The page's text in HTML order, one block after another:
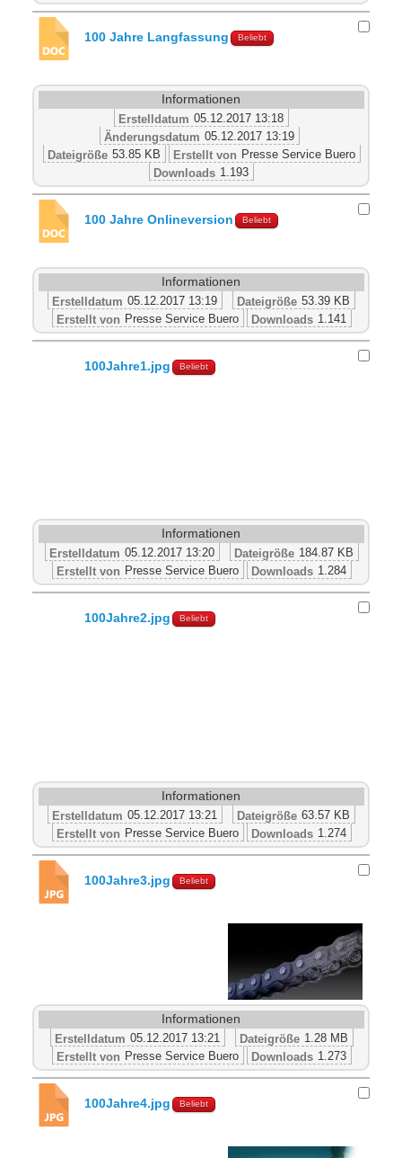
100 Jahre Langfassung Beliebt
Informationen
Erstelldatum 05.12.2017 13:18
Änderungsdatum 05.12.2017 13:19
Dateigröße 53.85 KB Erstellt von Presse Service Buero
Downloads 1.193
100 Jahre Onlineversion Beliebt
Informationen
Erstelldatum 05.12.2017 13:19 Dateigröße 53.39 KB
Erstellt von Presse Service Buero Downloads 1.141
100Jahre1.jpg Beliebt
Informationen
Erstelldatum 05.12.2017 13:20 Dateigröße 184.87 KB
Erstellt von Presse Service Buero Downloads 1.284
100Jahre2.jpg Beliebt
Informationen
Erstelldatum 05.12.2017 13:21 Dateigröße 63.57 KB
Erstellt von Presse Service Buero Downloads 1.274
100Jahre3.jpg Beliebt
Informationen
Erstelldatum 05.12.2017 13:21 Dateigröße 1.28 MB
Erstellt von Presse Service Buero Downloads 1.273
100Jahre4.jpg Beliebt